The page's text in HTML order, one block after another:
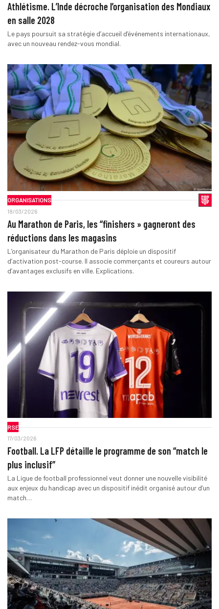
Athlétisme. L’Inde décroche l’organisation des Mondiaux
en salle 2028
Le pays poursuit sa stratégie d’accueil d’événements internationaux,
avec un nouveau rendez-vous mondial.
ORGANISATIONS
18/03/2026
Au Marathon de Paris, les “finishers » gagneront des
réductions dans les magasins
L’organisateur du Marathon de Paris déploie un dispositif
d’activation post-course. Il associe commerçants et coureurs autour
d’avantages exclusifs en ville. Explications.
RSE
17/03/2026
Football. La LFP détaille le programme de son “match le
plus inclusif”
La Ligue de football professionnel veut donner une nouvelle visibilité
aux enjeux du handicap avec un dispositif inédit organisé autour d’un
match…